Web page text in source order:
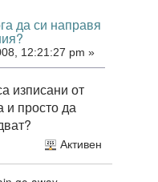
да си направя
12:21:27 pm »
изписани от
и просто да
Активен